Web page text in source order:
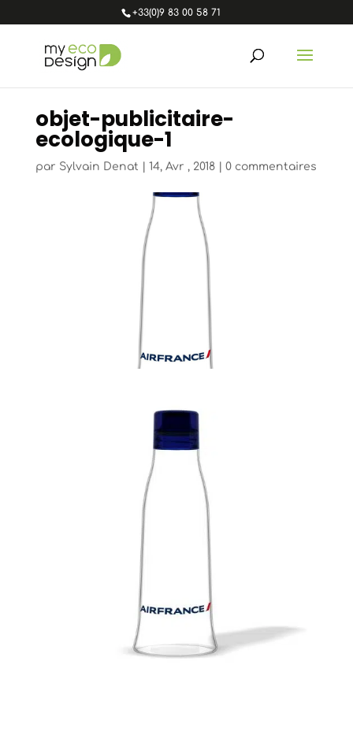
+33(0)9 83 00 58 71
objet-publicitaire-
ecologique-1
par Sylvain Denat 14, Avr , 2018| 0 commentaires